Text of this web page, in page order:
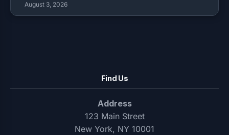
August 3, 2026
Find Us
Address
123 Main Street
New York, NY 10001